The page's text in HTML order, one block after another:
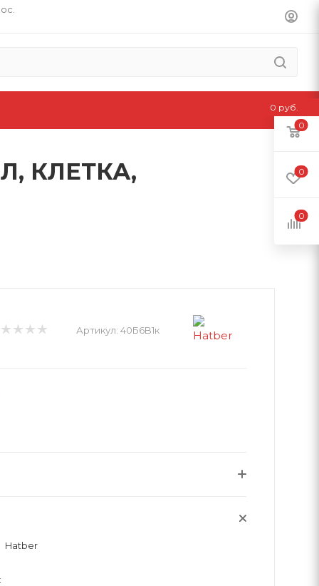
КЛЕТКА,
Артикул: 40Б6B1к
Hatber
0
0
0
0 руб.